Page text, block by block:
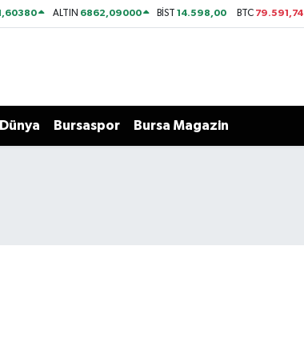
ALTIN 6862,09000 BİST14.598,00 BTC 79.591,74
Dünya Bursaspor Bursa Magazin